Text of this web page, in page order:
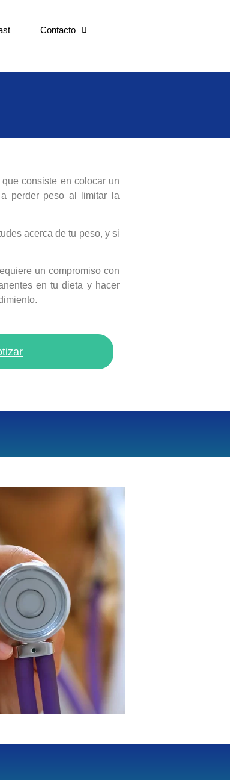
Contacto
consiste en colocar un
perder peso al limitar la
acerca de tu peso, y si
un compromiso con
en tu dieta y hacer